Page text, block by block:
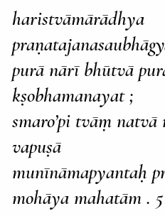
haristvāmārādhya
purā nārī bhūtvā
kṣobhamanayat ;
smaro’pi tvāṃ
vapuṣā
munīnāmapyantaḥ
mohāya mahatām .